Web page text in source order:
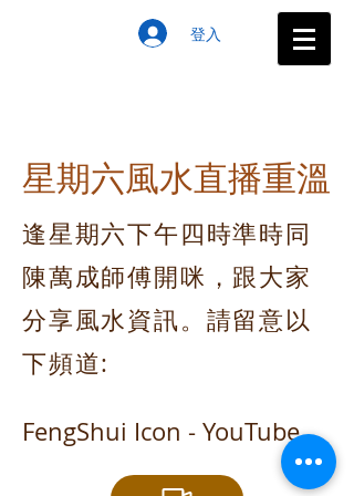
登入
星期六風水直播重溫
逢星期六下午四時準時同
陳萬成師傅開咪，跟大家
分享風水資訊。請留意以
下頻道:
FengShui Icon - YouTube